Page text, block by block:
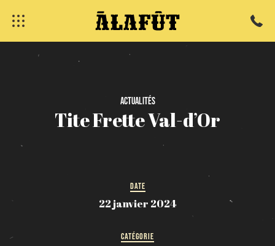
Actualités
TiteFretteVal-d’Or
DATE
22 janvier 2024
CATÉGORIE